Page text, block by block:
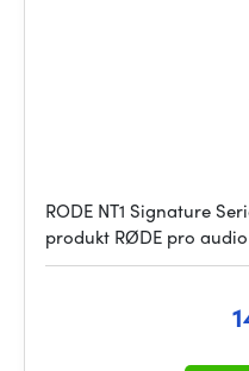
RODE NT1 Signature
produkt RØDE pro